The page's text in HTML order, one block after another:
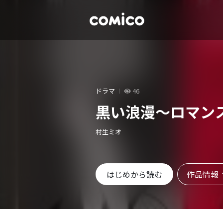
ドラマ 46
黒い浪漫～ロマン
村生ミオ
はじめから読む 作品情報